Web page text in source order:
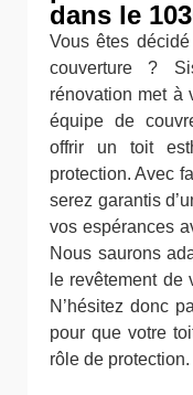
dans le
Vous êtes
couverture ?
rénovation met à
équipe de
offrir un toit
protection. Avec
serez garantis
vos espérances
Nous saurons
le revêtement de
N’hésitez donc
pour que votre
rôle de protection.